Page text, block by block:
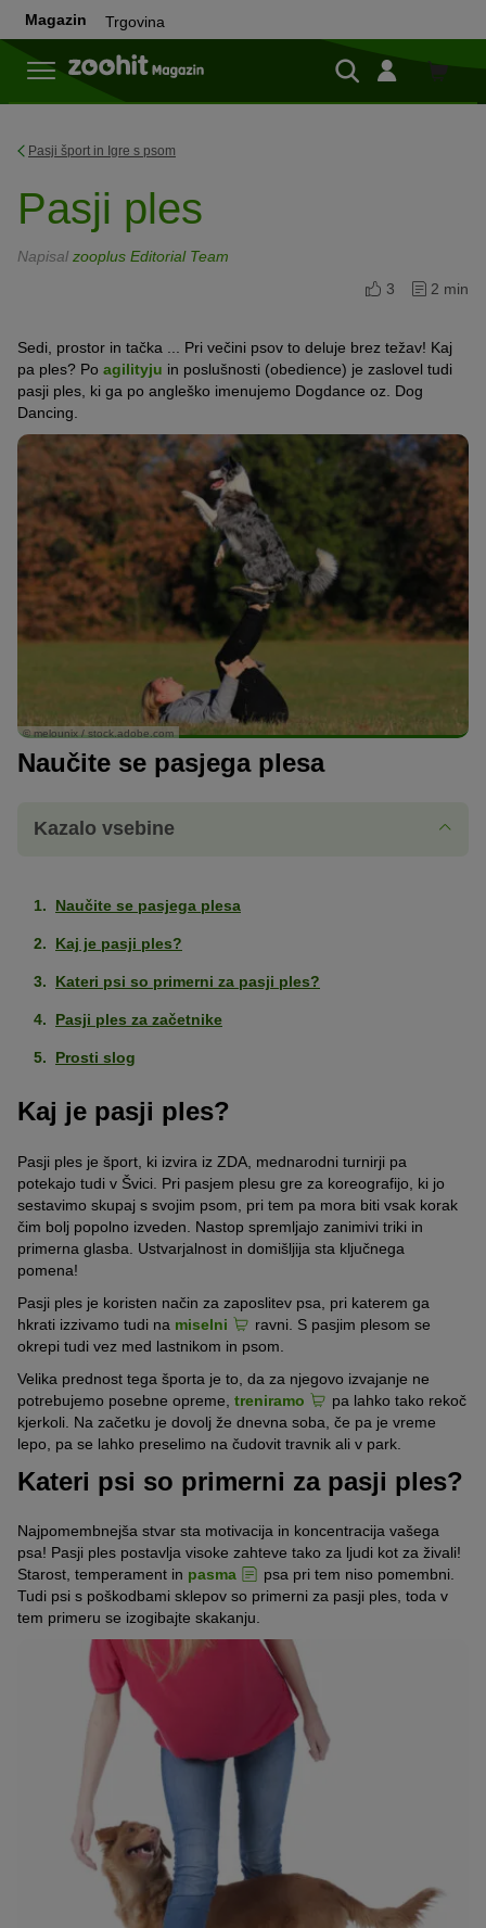
Magazin Trgovina
Pasji šport in Igre s psom
Pasji ples
Napisal zooplus Editorial Team
3
2 min
Sedi, prostor in tačka ... Pri večini psov to deluje brez težav! Kaj
pa ples? Po agilityju in poslušnosti (obedience) je zaslovel tudi
pasji ples, ki ga po angleško imenujemo Dogdance oz. Dog
Dancing.
© melounix / stock.adobe.com
Naučite se pasjega plesa
Kazalo vsebine
Naučite se pasjega plesa
Kaj je pasji ples?
Kateri psi so primerni za pasji ples?
Pasji ples za začetnike
Prosti slog
Kaj je pasji ples?
Pasji ples je šport, ki izvira iz ZDA, mednarodni turnirji pa
potekajo tudi v Švici. Pri pasjem plesu gre za koreografijo, ki jo
sestavimo skupaj s svojim psom, pri tem pa mora biti vsak korak
čim bolj popolno izveden. Nastop spremljajo zanimivi triki in
primerna glasba. Ustvarjalnost in domišljija sta ključnega
pomena!
Pasji ples je koristen način za zaposlitev psa, pri katerem ga
hkrati izzivamo tudi na miselni
ravni. S pasjim plesom se
okrepi tudi vez med lastnikom in psom.
Velika prednost tega športa je to, da za njegovo izvajanje ne
potrebujemo posebne opreme, treniramo
pa lahko tako rekoč
kjerkoli. Na začetku je dovolj že dnevna soba, če pa je vreme
lepo, pa se lahko preselimo na čudovit travnik ali v park.
Kateri psi so primerni za pasji ples?
Najpomembnejša stvar sta motivacija in koncentracija vašega
psa! Pasji ples postavlja visoke zahteve tako za ljudi kot za živali!
Starost, temperament in pasma
psa pri tem niso pomembni.
Tudi psi s poškodbami sklepov so primerni za pasji ples, toda v
tem primeru se izogibajte skakanju.